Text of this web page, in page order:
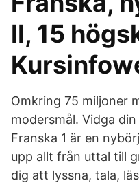
II, 15
Omkring 75 miljoner
modersmål. Vidga
Franska 1 är en
upp allt från uttal till
dig att lyssna, tala,